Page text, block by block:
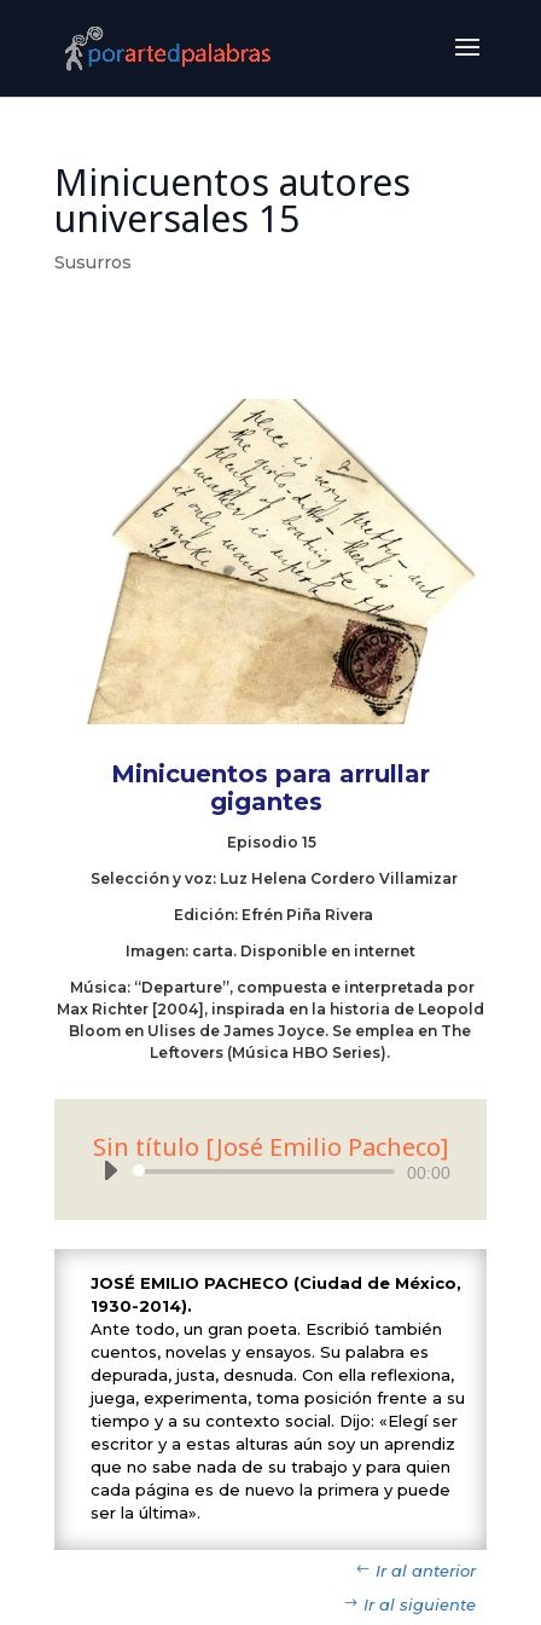
Minicuentos autores
universales 15
Susurros
Minicuentos para arrullar
gigantes
Episodio 15
Selección y voz: Luz Helena Cordero Villamizar
Edición: Efrén Piña Rivera
Imagen: carta. Disponible en internet
Música: “Departure”, compuesta e interpretada por
Max Richter [2004], inspirada en la historia de Leopold
Bloom en Ulises de James Joyce. Se emplea en The
Leftovers (Música HBO Series).
Sin título [José Emilio Pacheco]
Reproductor
audio
00:00
JOSÉ EMILIO PACHECO (Ciudad de México,
1930-2014).
Ante todo, un gran poeta. Escribió también
cuentos, novelas y ensayos. Su palabra es
depurada, justa, desnuda. Con ella reflexiona,
juega, experimenta, toma posición frente a su
tiempo y a su contexto social. Dijo: «Elegí ser
escritor y a estas alturas aún soy un aprendiz
que no sabe nada de su trabajo y para quien
cada página es de nuevo la primera y puede
ser la última».
Ir al anterior
Ir al siguiente